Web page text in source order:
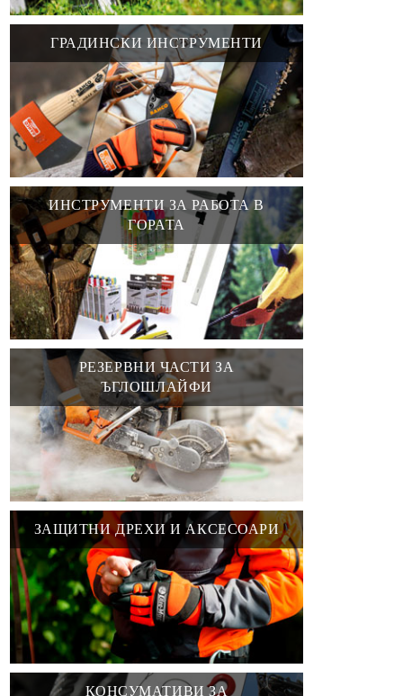
ГРАДИНСКИ ИНСТРУМЕНТИ
ИНСТРУМЕНТИ ЗА РАБОТА В
ГОРАТА
РЕЗЕРВНИ ЧАСТИ ЗА
ЪГЛОШЛАЙФИ
ЗАЩИТНИ ДРЕХИ И АКСЕСОАРИ
КОНСУМАТИВИ ЗА